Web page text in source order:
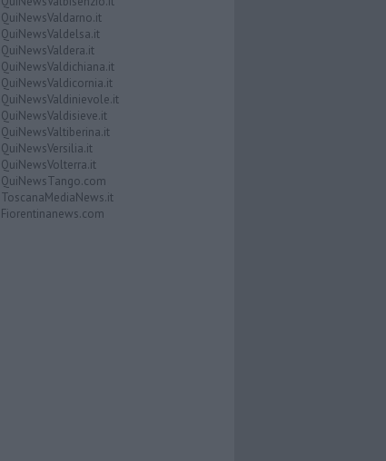
QuiNewsValdarno.it
QuiNewsValdelsa.it
QuiNewsValdera.it
QuiNewsValdichiana.it
QuiNewsValdicornia.it
QuiNewsValdinievole.it
QuiNewsValdisieve.it
QuiNewsValtiberina.it
QuiNewsVersilia.it
QuiNewsVolterra.it
QuiNewsTango.com
ToscanaMediaNews.it
Fiorentinanews.com